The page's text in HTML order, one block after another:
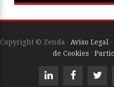
Copyright © Zenda · Aviso Legal ·
de Cookies ·